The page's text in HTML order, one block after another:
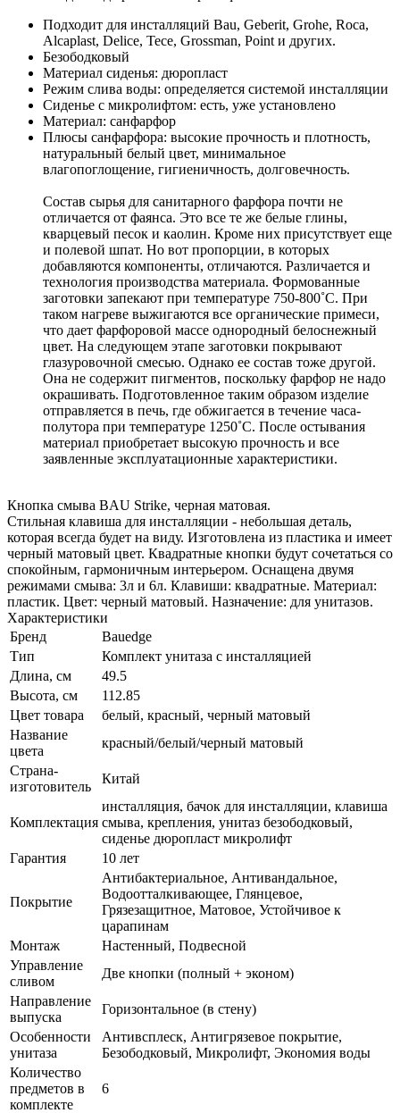
Подходит для инсталляций Bau, Geberit, Grohe, Roca,
Alcaplast, Delice, Tece, Grossman, Point и других.
Безободковый
Материал сиденья: дюропласт
Режим слива воды: определяется системой инсталляции
Сиденье с микролифтом: есть, уже установлено
Материал: санфарфор
Плюсы санфарфора: высокие прочность и плотность,
натуральный белый цвет, минимальное
влагопоглощение, гигиеничность, долговечность.
Состав сырья для санитарного фарфора почти не
отличается от фаянса. Это все те же белые глины,
кварцевый песок и каолин. Кроме них присутствует еще
и полевой шпат. Но вот пропорции, в которых
добавляются компоненты, отличаются. Различается и
технология производства материала. Формованные
заготовки запекают при температуре 750-800˚С. При
таком нагреве выжигаются все органические примеси,
что дает фарфоровой массе однородный белоснежный
цвет. На следующем этапе заготовки покрывают
глазуровочной смесью. Однако ее состав тоже другой.
Она не содержит пигментов, поскольку фарфор не надо
окрашивать. Подготовленное таким образом изделие
отправляется в печь, где обжигается в течение часа-
полутора при температуре 1250˚С. После остывания
материал приобретает высокую прочность и все
заявленные эксплуатационные характеристики.
Кнопка смыва BAU Strike, черная матовая.
Стильная клавиша для инсталляции - небольшая деталь,
которая всегда будет на виду. Изготовлена из пластика и имеет
черный матовый цвет. Квадратные кнопки будут сочетаться со
спокойным, гармоничным интерьером. Оснащена двумя
режимами смыва: 3л и 6л. Клавиши: квадратные. Материал:
пластик. Цвет: черный матовый. Назначение: для унитазов.
Характеристики
Бренд
Bauedge
Тип
Комплект унитаза c инсталляцией
Длина, см
49.5
Высота, см
112.85
Цвет товара
белый, красный, черный матовый
Название
цвета
красный/белый/черный матовый
Страна-
изготовитель
Китай
Комплектация
инсталляция, бачок для инсталляции, клавиша
смыва, крепления, унитаз безободковый,
сиденье дюропласт микролифт
Гарантия
10 лет
Покрытие
Антибактериальное, Антивандальное,
Водоотталкивающее, Глянцевое,
Грязезащитное, Матовое, Устойчивое к
царапинам
Монтаж
Настенный, Подвесной
Управление
сливом
Две кнопки (полный + эконом)
Направление
выпуска
Горизонтальное (в стену)
Особенности
унитаза
Антивсплеск, Антигрязевое покрытие,
Безободковый, Микролифт, Экономия воды
Количество
предметов в
комплекте
6